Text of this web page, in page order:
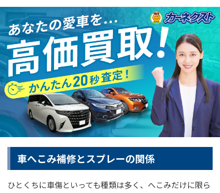
車へこみ補修とスプレーの関係
ひとくちに車傷といっても種類は多く、へこみだけに限ら